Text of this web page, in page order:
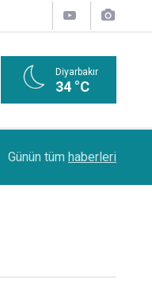
Diyarbakır
34 °C
sırasına göre tercih yapılmalı
Günün tüm haberleri